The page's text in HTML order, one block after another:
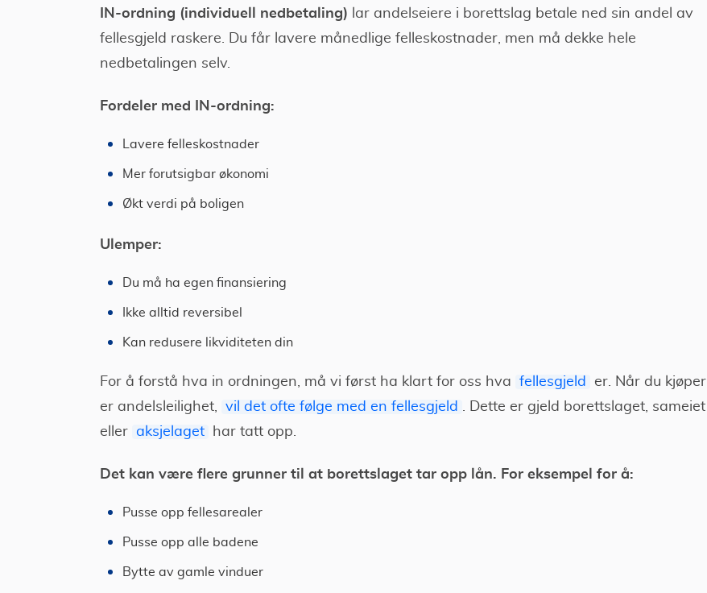
IN-ordning (individuell nedbetaling) lar andelseiere i borettslag betale ned sin andel av
fellesgjeld raskere. Du får lavere månedlige felleskostnader, men må dekke hele
nedbetalingen selv.
Fordeler med IN-ordning:
Lavere felleskostnader
Mer forutsigbar økonomi
Økt verdi på boligen
Ulemper:
Du må ha egen finansiering
Ikke alltid reversibel
Kan redusere likviditeten din
For å forstå hva in ordningen, må vi først ha klart for oss hva fellesgjeld
er. Når du kjøper
er andelsleilighet,
vil det ofte følge med en fellesgjeld . Dette er gjeld borettslaget, sameiet
eller aksjelaget har tatt opp.
Det kan være flere grunner til at borettslaget tar opp lån. For eksempel for å:
Pusse opp fellesarealer
Pusse opp alle badene
Bytte av gamle vinduer